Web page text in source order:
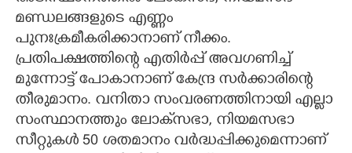
മണ്ഡലങ്ങളുടെ എണ്ണം
പുനഃക്രമീകരിക്കാനാണ് നീക്കം.
പ്രതിപക്ഷത്തിന്റെ എതിർപ്പ് അവഗണിച്ച്
മുന്നോട്ട് പോകാനാണ് കേന്ദ്ര സർക്കാരിന്റെ
തീരുമാനം. വനിതാ സംവരണത്തിനായി എല്ലാ
സംസ്ഥാനത്തും ലോക്‌സഭാ, നിയമസഭാ
സീറ്റുകൾ 50 ശതമാനം വർദ്ധപ്പിക്കുമെന്നാണ്